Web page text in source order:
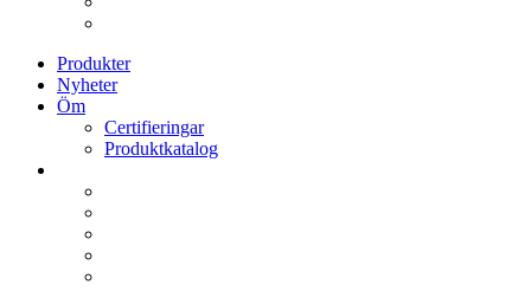
Produkter
Nyheter
Öm
Certifieringar
Produktkatalog